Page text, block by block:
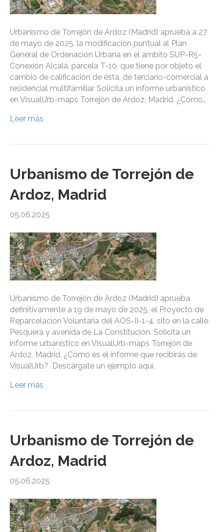
Urbanismo de Torrejón de Ardoz (Madrid) aprueba a 27
de mayo de 2025, la modificación puntual al Plan
General de Ordenación Urbana en el ámbito SUP-R5-
Conexión Alcalá, parcela T-10, que tiene por objeto el
cambio de calificación de ésta, de terciario-comercial a
residencial multifamiliar. Solicita un informe urbanístico
en VisualUrb-maps Torrejón de Ardoz, Madrid. ¿Cómo…
Leer más
Urbanismo de Torrejón de
Ardoz, Madrid
05.06.2025
Urbanismo de Torrejón de Ardoz (Madrid) aprueba
definitivamente a 19 de mayo de 2025, el Proyecto de
Reparcelación Voluntaria del AOS-II-1-4, sito en la calle
Pesquera y avenida de La Constitución. Solicita un
informe urbanístico en VisualUrb-maps Torrejón de
Ardoz, Madrid. ¿Cómo es el informe que recibirás de
VisualUrb? Descárgate un ejemplo aquí.
Leer más
Urbanismo de Torrejón de
Ardoz, Madrid
05.06.2025